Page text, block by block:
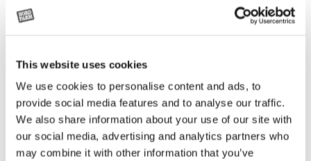
This website uses cookies
We use cookies to personalise content and ads, to
provide social media features and to analyse our traffic.
We also share information about your use of our site with
our social media, advertising and analytics partners who
may combine it with other information that you’ve
Lägg till i varukorg
Rotor, komplett med slagor
OR80013456G
(ex. moms)
Grön truckknapp
A00220
kr (ex. moms)